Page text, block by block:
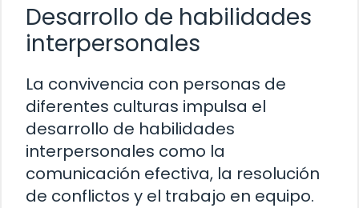
Desarrollo de habilidades
interpersonales
La convivencia con personas de
diferentes culturas impulsa el
desarrollo de habilidades
interpersonales como la
comunicación efectiva, la resolución
de conflictos y el trabajo en equipo.